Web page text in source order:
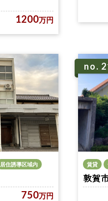
1200万円
居住誘導区域内
750万円
no.
賃貸
敦賀